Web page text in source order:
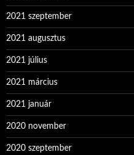
2021 szeptember
2021 augusztus
2021 július
2021 március
2021 január
2020 november
2020 szeptember